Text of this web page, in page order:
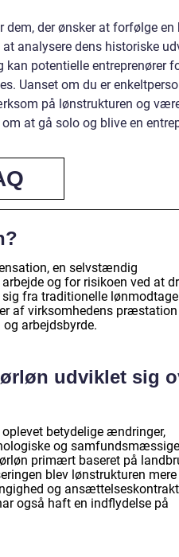
der ønsker at forfølge en
analysere dens historiske
potentielle entreprenører
Uanset om du er
på lønstrukturen og
at gå solo og blive en
en selvstændig
og for risikoen ved at
fra traditionelle
af virksomhedens
arbejdsbyrde.
udviklet sig
betydelige ændringer,
og samfundsmæssige
primært baseret på
blev lønstrukturen mere
og
også haft en indflydelse på